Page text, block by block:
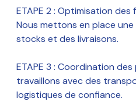
ETAPE 2 : Optimisation des
Nous mettons en place
stocks et des livraisons.
ETAPE 3 : Coordination
travaillons avec des
logistiques de confiance.